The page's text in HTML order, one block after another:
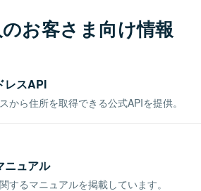
お客さま向け情報
レスAPI
から住所を取得できる公式APIを提供。
ニュアル
するマニュアルを掲載しています。